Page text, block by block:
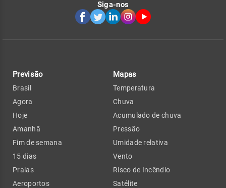
Siga-nos
Previsão
Brasil
Agora
Hoje
Amanhã
Fim de semana
15 dias
Praias
Aeroportos
Mapas
Temperatura
Chuva
Acumulado de chuva
Pressão
Umidade relativa
Vento
Risco de Incêndio
Satélite